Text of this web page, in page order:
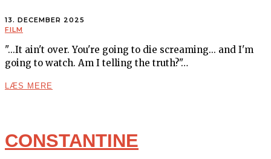
13. DECEMBER 2025
FILM
"...It ain't over. You're going to die screaming... and I'm
going to watch. Am I telling the truth?"…
LÆS MERE
CONSTANTINE